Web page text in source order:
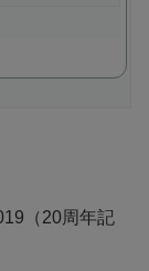
（20周年記